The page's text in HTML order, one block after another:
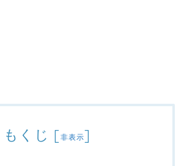
もくじ [非表示]